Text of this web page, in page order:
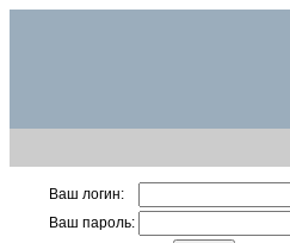
Ваш логин:
Ваш пароль: